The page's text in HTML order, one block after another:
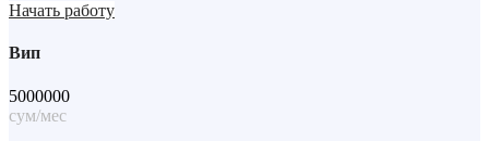
Начать работу
Вип
5000000
сум/мес